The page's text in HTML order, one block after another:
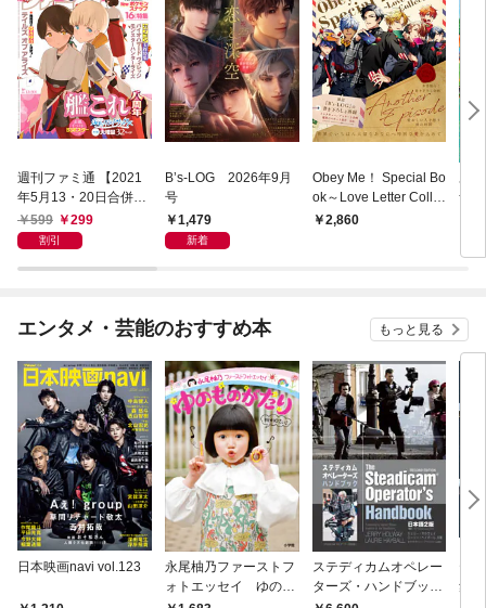
週刊ファミ通 【2021
年5月13・20日合併
号】599 299
割引
B’s-LOG 2026年9月
号
1,479
新着
Obey Me！ Special Bo
ok～Love Letter Colle
ction～
2,860
あ
ザ
デ
エンタメ・芸能のおすすめ本 もっと見る
日本映画navi vol.123
永尾柚乃ファーストフ
ォトエッセイ ゆのも
ステディカムオペレー
ターズ・ハンドブック
集